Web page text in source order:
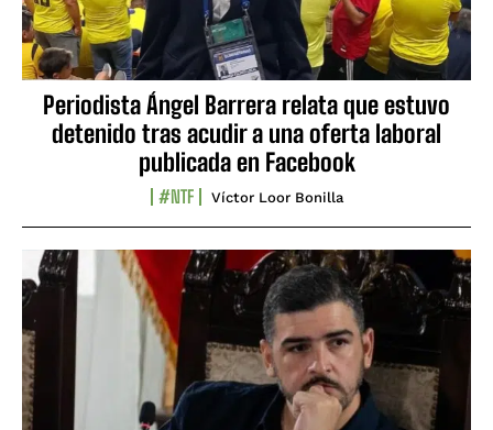
Periodista Ángel Barrera relata que estuvo
detenido tras acudir a una oferta laboral
publicada en Facebook
#NTF Víctor Loor Bonilla